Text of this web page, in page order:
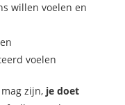
willen voelen en
voelen
zijn, je doet